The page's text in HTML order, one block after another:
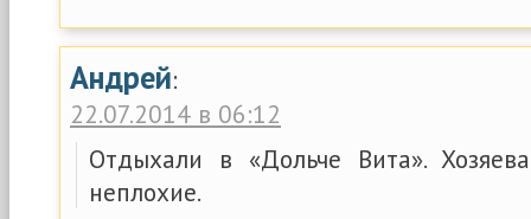
Андрей:
22.07.2014 в 06:12
Отдыхали в «Дольче Вита».
неплохие.